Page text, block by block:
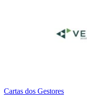
Cartas dos Gestores